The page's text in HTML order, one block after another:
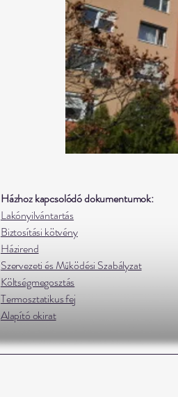
Házhoz kapcsolódó dokumentumok:
Lakónyilvántartás
Biztosítási kötvény
Házirend
Szervezeti és Működési Szabályzat
Költségmegosztás
Termosztatikus fej
Alapító okirat